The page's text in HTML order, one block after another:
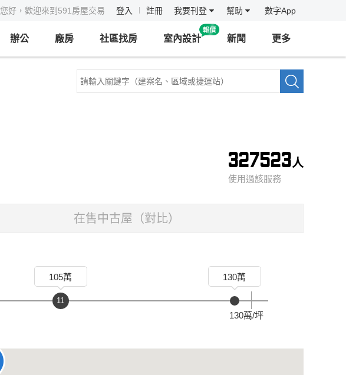
您好，歡迎來到591房屋交易 登入 註冊 我要刊登 幫助 數字App
辦公 廠房 社區找房 室內設計 新聞 更多
327523人
使用過該服務